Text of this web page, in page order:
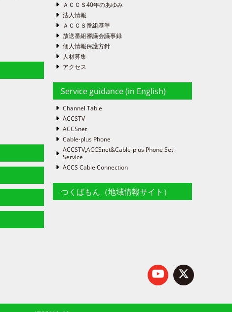
ＡＣＣＳ40年のあゆみ
法人情報
ＡＣＣＳ番組基準
放送番組審議会議事録
個人情報保護方針
人材募集
アクセス
Service guidance (in English)
Channel Table
ACCSTV
ACCSnet
Cable-plus Phone
ACCSTV,ACCSnet&Cable-plus Phone Set
Service
ACCS Cable Connection
つくばもん（地域情報サイト）